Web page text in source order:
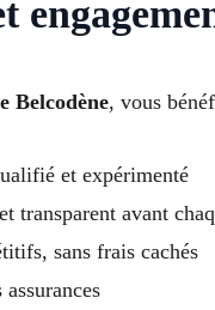
Belcodène, vous
et expérimenté
transparent avant
sans frais cachés